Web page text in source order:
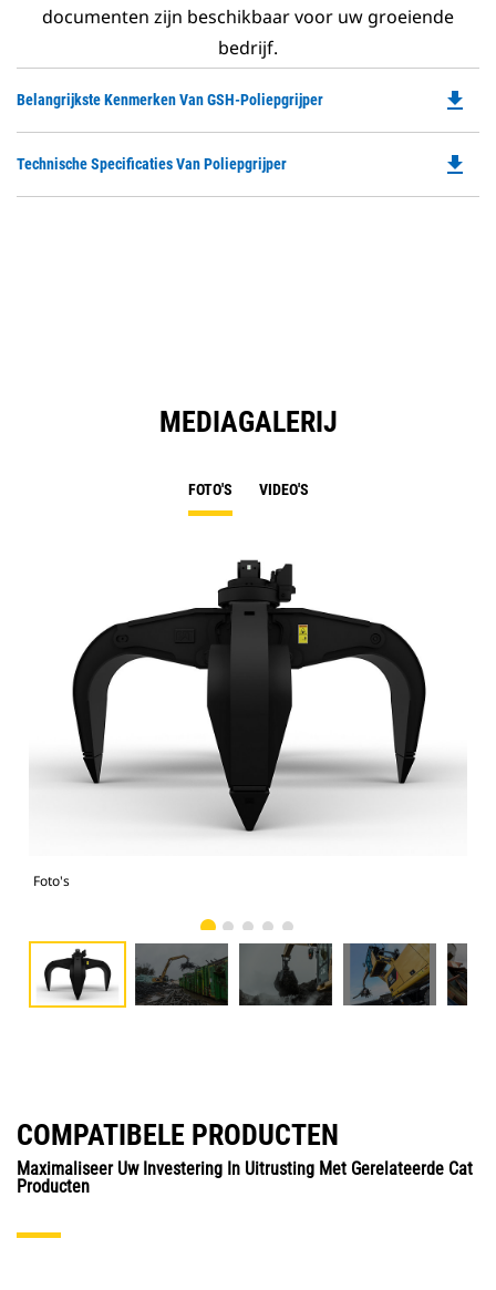
documenten zijn beschikbaar voor uw groeiende
bedrijf.
Belangrijkste Kenmerken Van GSH-Poliepgrijper
a
file_download
Technische Specificaties Van Poliepgrijper file_download
MEDIAGALERIJ
FOTO'S VIDEO'S
Foto's
COMPATIBELE PRODUCTEN
Maximaliseer Uw Investering In Uitrusting Met Gerelateerde Cat
Producten